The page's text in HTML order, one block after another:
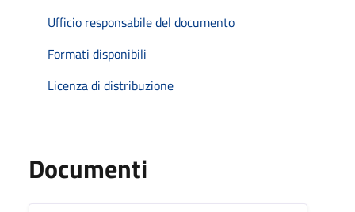
Ufficio responsabile del documento
Formati disponibili
Licenza di distribuzione
Documenti